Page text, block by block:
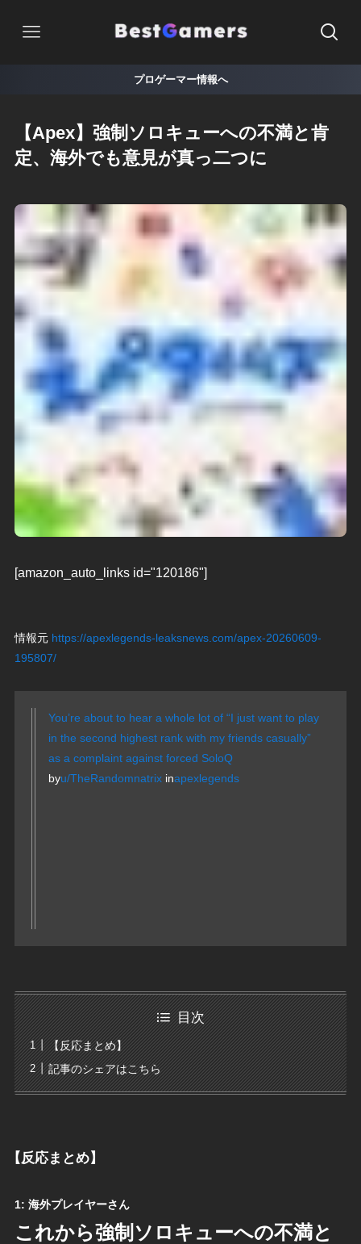
プロゲーマー情報へ
【Apex】強制ソロキューへの不満と肯
定、海外でも意見が真っ二つに
[amazon_auto_links id="120186"]
情報元 https://apexlegends-leaksnews.com/apex-20260609-
195807/
You’re about to hear a whole lot of “I just want to play
in the second highest rank with my friends casually”
as a complaint against forced SoloQ
byu/TheRandomnatrixinapexlegends
目次
【反応まとめ】
記事のシェアはこちら
【反応まとめ】
1: 海外プレイヤーさん
これから強制ソロキューへの不満と